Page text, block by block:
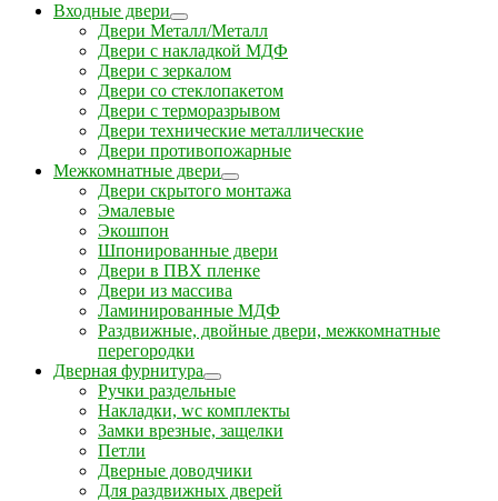
Входные двери
Двери Металл/Металл
Двери с накладкой МДФ
Двери с зеркалом
Двери со стеклопакетом
Двери с терморазрывом
Двери технические металлические
Двери противопожарные
Межкомнатные двери
Двери скрытого монтажа
Эмалевые
Экошпон
Шпонированные двери
Двери в ПВХ пленке
Двери из массива
Ламинированные МДФ
Раздвижные, двойные двери, межкомнатные
перегородки
Дверная фурнитура
Ручки раздельные
Накладки, wc комплекты
Замки врезные, защелки
Петли
Дверные доводчики
Для раздвижных дверей